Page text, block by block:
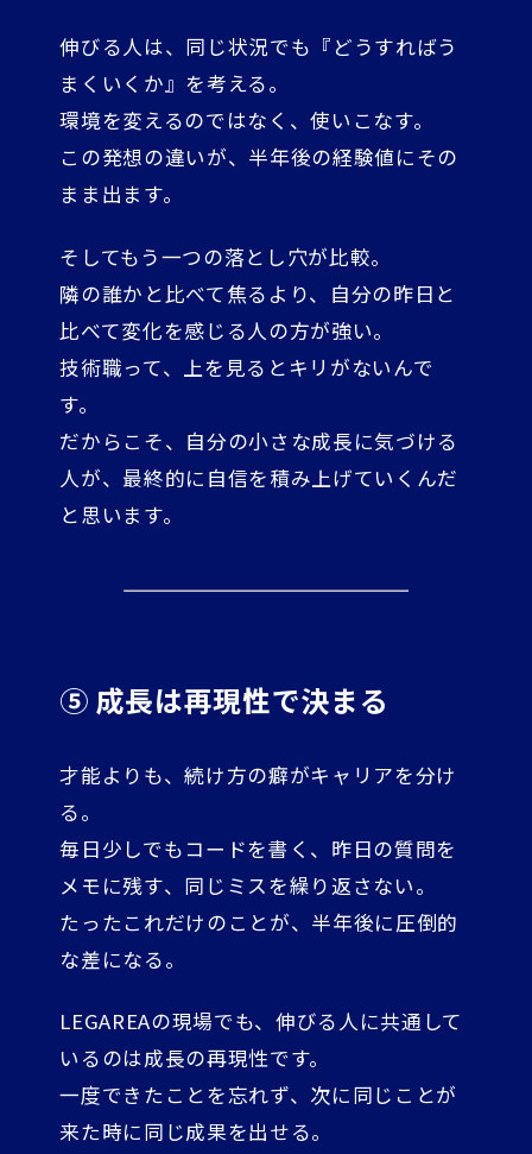
伸びる人は、同じ状況でも『どうすればう
まくいくか』を考える。
環境を変えるのではなく、使いこなす。
この発想の違いが、半年後の経験値にその
まま出ます。
そしてもう一つの落とし穴が比較。
隣の誰かと比べて焦るより、自分の昨日と
比べて変化を感じる人の方が強い。
技術職って、上を見るとキリがないんで
す。
だからこそ、自分の小さな成長に気づける
人が、最終的に自信を積み上げていくんだ
と思います。
⑤ 成長は再現性で決まる
才能よりも、続け方の癖がキャリアを分け
る。
毎日少しでもコードを書く、昨日の質問を
メモに残す、同じミスを繰り返さない。
たったこれだけのことが、半年後に圧倒的
な差になる。
LEGAREAの現場でも、伸びる人に共通して
いるのは成長の再現性です。
一度できたことを忘れず、次に同じことが
来た時に同じ成果を出せる。